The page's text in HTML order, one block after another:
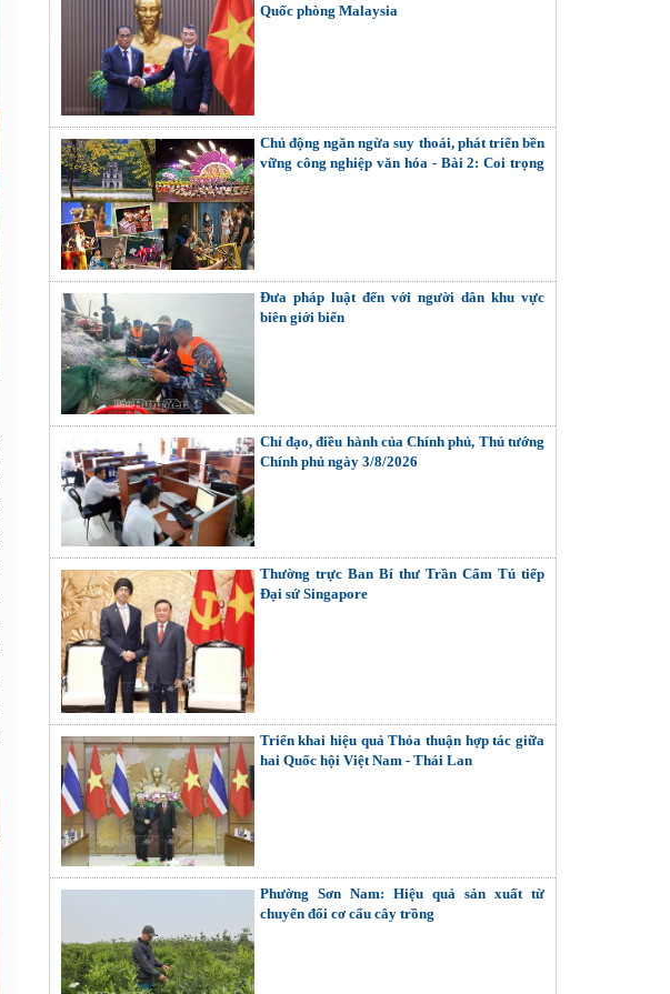
Quốc phòng Malaysia
Chủ động ngăn ngừa suy thoái, phát triển bền
vững công nghiệp văn hóa - Bài 2: Coi trọng
Đưa pháp luật đến với người dân khu vực
biên giới biển
Chỉ đạo, điều hành của Chính phủ, Thủ tướng
Chính phủ ngày 3/8/2026
Thường trực Ban Bí thư Trần Cẩm Tú tiếp
Đại sứ Singapore
Triển khai hiệu quả Thỏa thuận hợp tác giữa
hai Quốc hội Việt Nam - Thái Lan
Phường Sơn Nam: Hiệu quả sản xuất từ
chuyển đổi cơ cấu cây trồng